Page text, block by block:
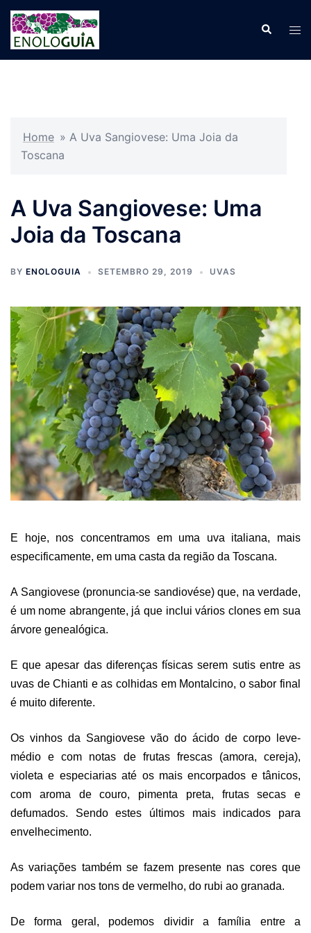
Pular
para
conteúdo
Search
Home » A Uva Sangiovese: Uma Joia da
Toscana
A Uva Sangiovese: Uma
Joia da Toscana
BY ENOLOGUIA SETEMBRO 29, 2019 UVAS
E hoje, nos concentramos em uma uva italiana, mais
especificamente, em uma casta da região da Toscana.
A Sangiovese (pronuncia-se sandiovése) que, na verdade,
é um nome abrangente, já que inclui vários clones em sua
árvore genealógica.
E que apesar das diferenças físicas serem sutis entre as
uvas de Chianti e as colhidas em Montalcino, o sabor final
é muito diferente.
Os vinhos da Sangiovese vão do ácido de corpo leve-
médio e com notas de frutas frescas (amora, cereja),
violeta e especiarias até os mais encorpados e tânicos,
com aroma de couro, pimenta preta, frutas secas e
defumados. Sendo estes últimos mais indicados para
envelhecimento.
As variações também se fazem presente nas cores que
podem variar nos tons de vermelho, do rubi ao granada.
De forma geral, podemos dividir a família entre a